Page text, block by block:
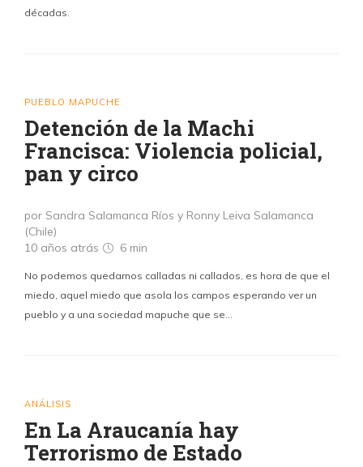
décadas.
PUEBLO MAPUCHE
Detención de la Machi
Francisca: Violencia policial,
pan y circo
por Sandra Salamanca Ríos y Ronny Leiva Salamanca
(Chile)
10 años atrás
6 min
No podemos quedarnos calladas ni callados, es hora de que el
miedo, aquel miedo que asola los campos esperando ver un
pueblo y a una sociedad mapuche que se…
ANÁLISIS
En La Araucanía hay
Terrorismo de Estado